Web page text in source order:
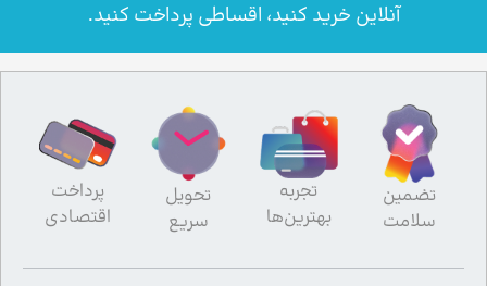
آنلاین خرید کنید، اقساطی پرداخت کنید.
تضمین
سلامت
تجربه
بهترین‌ها
تحویل
سریع
پرداخت
اقتصادی